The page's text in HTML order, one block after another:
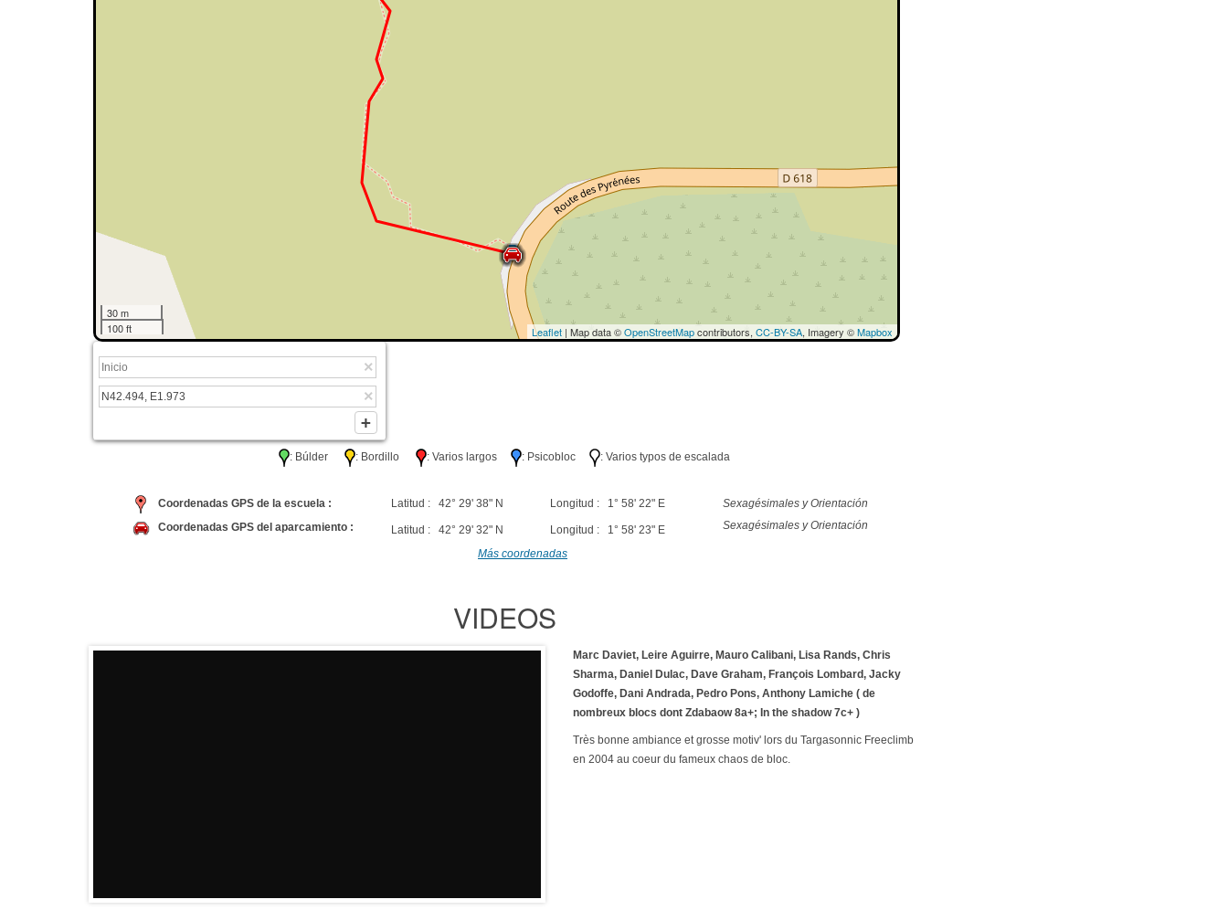
30 m
100 ft
Leaflet| Map data ©OpenStreetMapcontributors, CC-BY-SA, Imagery ©Mapbox
: Búlder : Bordillo : Varios largos : Psicobloc : Varios typos de escalada
Coordenadas GPS de la escuela : Latitud : 42° 29' 38" N Longitud : 1° 58' 22" E
Sexagésimales y Orientación
Coordenadas GPS del aparcamiento :
Latitud : 42° 29' 32" N Longitud : 1° 58' 23" E Sexagésimales y Orientación
Más coordenadas
VIDEOS
Marc Daviet, Leire Aguirre, Mauro Calibani, Lisa Rands, Chris
Sharma, Daniel Dulac, Dave Graham, François Lombard, Jacky
Godoffe, Dani Andrada, Pedro Pons, Anthony Lamiche ( de
nombreux blocs dont Zdabaow 8a+; In the shadow 7c+ )
Très bonne ambiance et grosse motiv' lors du Targasonnic Freeclimb
en 2004 au coeur du fameux chaos de bloc.